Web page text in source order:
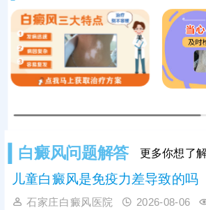
终身基本无明显
凭肉眼观察极易
病情，需及时
查。白癜风危害
紧黄金治疗时期
白癜风问题解答 更多你想了
儿童白癜风是免疫力差导致的吗
石家庄白癜风医院 2026-08-06